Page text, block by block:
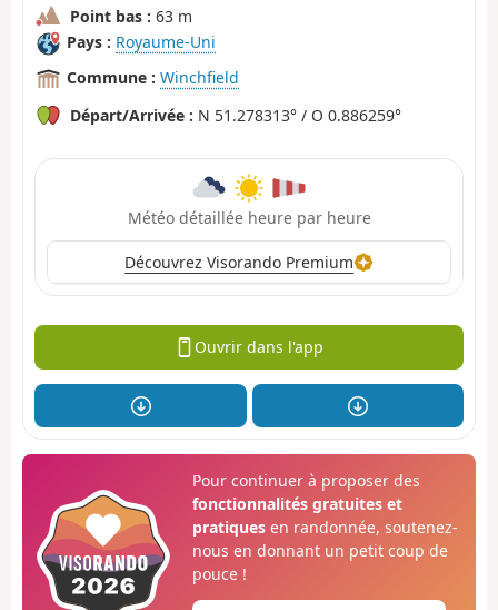
Point bas : 63 m
Pays : Royaume-Uni
Commune : Winchfield
Départ/Arrivée : N 51.278313° / O 0.886259°
Météo détaillée heure par heure
Découvrez Visorando Premium
Ouvrir dans l'app
Pour continuer à proposer des
fonctionnalités gratuites et
pratiquesen randonnée, soutenez-
nous en donnant un petit coup de
pouce !